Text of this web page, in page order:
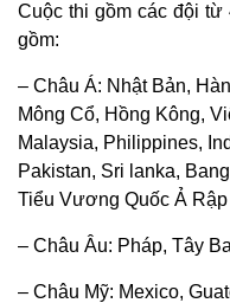
Cuộc thi gồm các đội
gồm:
– Châu Á: Nhật Bản,
Mông Cổ, Hồng Kông,
Malaysia, Philippines,
Pakistan, Sri lanka,
Tiểu Vương Quốc Ả Rập
– Châu Âu: Pháp, Tây
– Châu Mỹ: Mexico,